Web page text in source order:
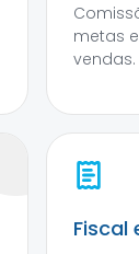
metas
vendas.
Fiscal